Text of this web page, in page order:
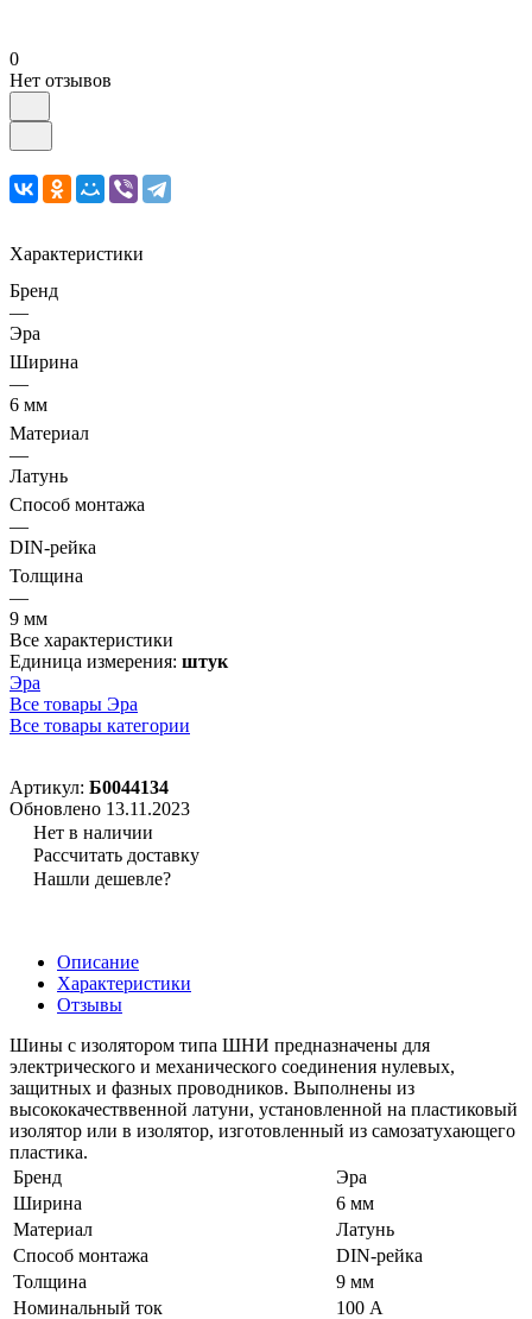
0
Нет отзывов
Характеристики
Бренд
—
Эра
Ширина
—
6 мм
Материал
—
Латунь
Способ монтажа
—
DIN-рейка
Толщина
—
9 мм
Все характеристики
Единица измерения: штук
Эра
Все товары Эра
Все товары категории
Артикул: Б0044134
Обновлено 13.11.2023
Нет в наличии
Рассчитать доставку
Нашли дешевле?
Описание
Характеристики
Отзывы
Шины с изолятором типа ШНИ предназначены для
электрического и механического соединения нулевых,
защитных и фазных проводников. Выполнены из
высококачестввенной латуни, установленной на пластиковый
изолятор или в изолятор, изготовленный из самозатухающего
пластика.
Бренд
Эра
Ширина
6 мм
Материал
Латунь
Способ монтажа
DIN-рейка
Толщина
9 мм
Номинальный ток
100 А